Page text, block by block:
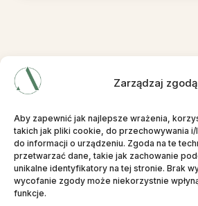
Zarządzaj zgodą
Aby zapewnić jak najlepsze wrażenia,
takich jak pliki cookie, do przechowywania
do informacji o urządzeniu. Zgoda na te
przetwarzać dane, takie jak zachowanie
unikalne identyfikatory na tej stronie. Brak
wycofanie zgody może niekorzystnie
funkcje.
Cena przeszczepu
Turcji